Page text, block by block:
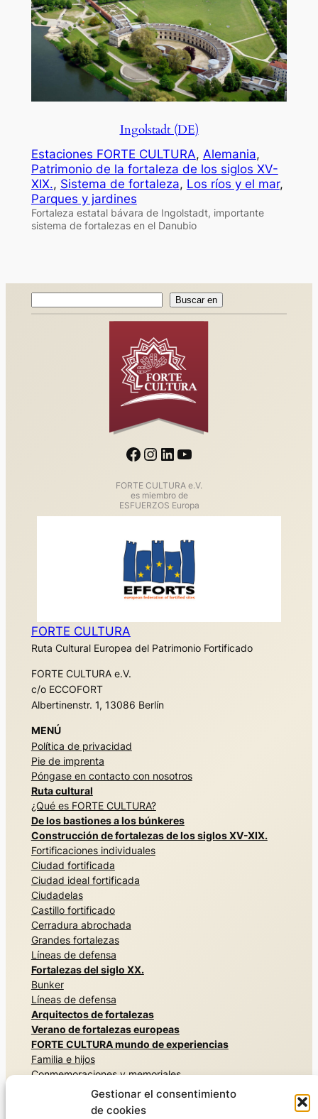
Gestionar el consentimiento
de cookies
Ingolstadt (DE)
Estaciones FORTE CULTURA, Alemania
Patrimonio de la fortaleza de los siglos XV-
XIX., Sistema de fortaleza, Los ríos y el mar
Parques y jardines
Fortaleza estatal bávara de Ingolstadt, importante
sistema de fortalezas en el Danubio
Buscar en
Facebook Instagram LinkedIn YouTube
FORTE CULTURA e.V.
es miembro de
ESFUERZOS Europa
FORTE CULTURA
Ruta Cultural Europea del Patrimonio Fortificado
FORTE CULTURA e.V.
c/o ECCOFORT
Albertinenstr. 1, 13086 Berlín
MENÚ
Política de privacidad
Pie de imprenta
Póngase en contacto con nosotros
Ruta cultural
¿Qué es FORTE CULTURA?
De los bastiones a los búnkeres
Construcción de fortalezas de los siglos XV-XIX.
Fortificaciones individuales
Ciudad fortificada
Ciudad ideal fortificada
Ciudadelas
Castillo fortificado
Cerradura abrochada
Grandes fortalezas
Líneas de defensa
Fortalezas del siglo XX.
Bunker
Líneas de defensa
Arquitectos de fortalezas
Verano de fortalezas europeas
FORTE CULTURA mundo de experiencias
Familia e hijos
Conmemoraciones y memoriales
Arquitecturas secretas
Vivir la historia militar